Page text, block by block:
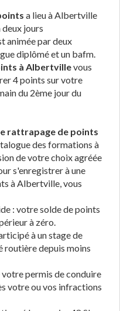
a lieu à Albertville
jours
animée par deux
diplômé et un bafm.
à Albertvillevous
4 points sur votre
du 2ème jour du
rattrapage de points
des formations à
de votre choix agréée
s'enregistrer à une
à Albertville, vous
: votre solde de points
à zéro.
à un stage de
routière depuis moins
votre permis de conduire
votre ou vos infractions